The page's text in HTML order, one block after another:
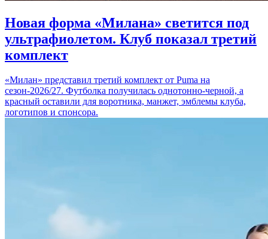
Новая форма «Милана» светится под
ультрафиолетом. Клуб показал третий
комплект
«Милан» представил третий комплект от Puma на
сезон-2026/27. Футболка получилась однотонно-черной, а
красный оставили для воротника, манжет, эмблемы клуба,
логотипов и спонсора.